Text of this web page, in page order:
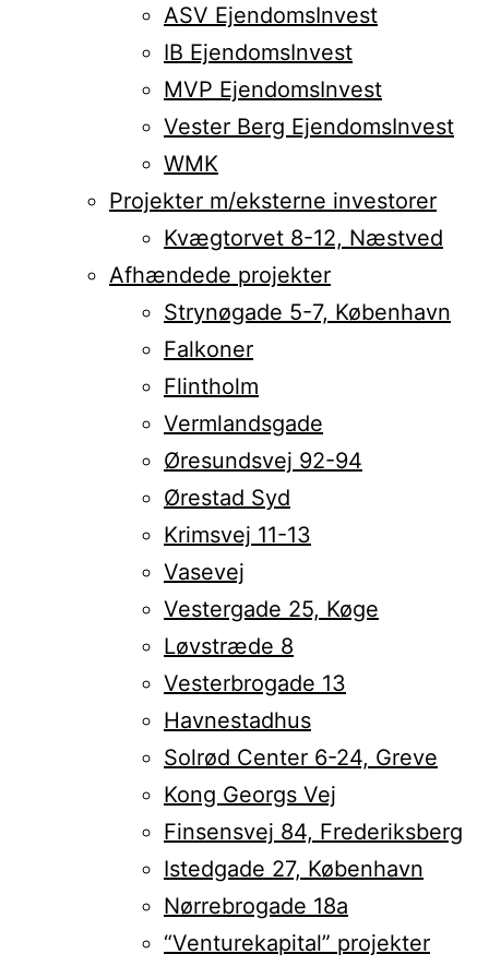
ASV EjendomsInvest
IB EjendomsInvest
MVP EjendomsInvest
Vester Berg EjendomsInvest
WMK
Projekter m/eksterne investorer
Kvægtorvet 8-12, Næstved
Afhændede projekter
Strynøgade 5-7, København
Falkoner
Flintholm
Vermlandsgade
Øresundsvej 92-94
Ørestad Syd
Krimsvej 11-13
Vasevej
Vestergade 25, Køge
Løvstræde 8
Vesterbrogade 13
Havnestadhus
Solrød Center 6-24, Greve
Kong Georgs Vej
Finsensvej 84, Frederiksberg
Istedgade 27, København
Nørrebrogade 18a
“Venturekapital” projekter